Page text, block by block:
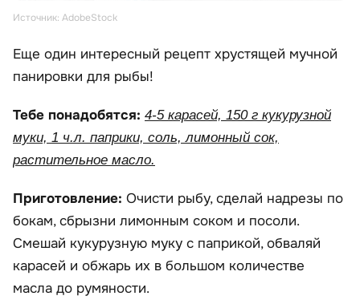
Источник: AdobeStock
Еще один интересный рецепт хрустящей мучной
панировки для рыбы!
Тебе понадобятся: 4-5 карасей, 150 г кукурузной
муки, 1 ч.л. паприки, соль, лимонный сок,
растительное масло.
Приготовление: Очисти рыбу, сделай надрезы по
бокам, сбрызни лимонным соком и посоли.
Смешай кукурузную муку с паприкой, обваляй
карасей и обжарь их в большом количестве
масла до румяности.